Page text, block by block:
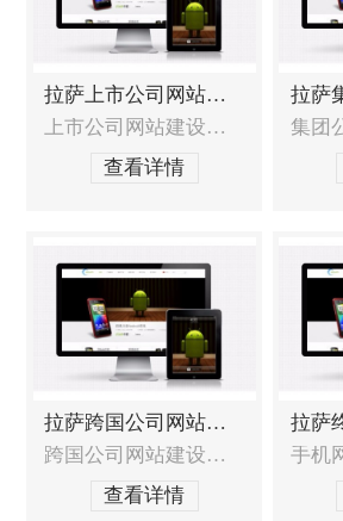
拉萨上市公司网站建设
上市公司网站建设的特殊需求上市公司网站形象未收到重视，影响投资者的判断；上市公司网站未能及时披露信息，不能为投资者带来帮助；上市公司网络正面口碑信息和公信力缺失，降低投资者信心；上市公司网站建设服务范围网站定位分析及建议，包含网站策划布局和结构，形成一整套解决方案；上市公司网站的形象界面创意设计以及DIV前台结构布局；系
查看详情
拉萨跨国公司网站建设
跨国公司网站建设的特殊需求跨国公司网站需要收到全球战略的统一部署，如何达到全球战略与本地化服务的统一？跨国公司网站如何在全球统一界面风格定义的基础上符合中国本土用户的浏览习惯？跨国公司网站如何达到其他国家的标准和要求？如何处理跨国公司网站异地同步技术？跨国公司网站建设服务范围网站定位分析及建议，包含网站策划布局和结构，
查看详情